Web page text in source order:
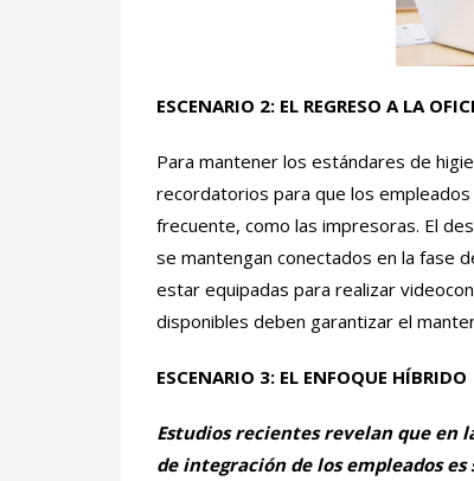
ESCENARIO 2: EL REGRESO A LA
Para mantener los estándares de
recordatorios para que los
frecuente, como las impresoras. El
se mantengan conectados en la fase
estar equipadas para realizar
disponibles deben garantizar el
ESCENARIO 3: EL ENFOQUE HÍBRIDO
Estudios recientes revelan que en
de integración de los empleados